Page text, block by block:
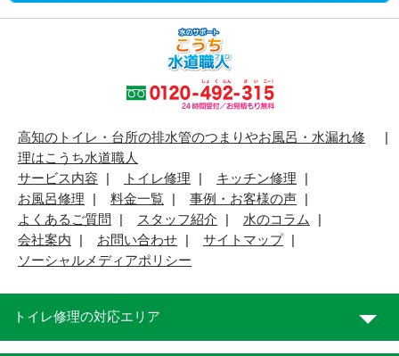
高知のトイレ・台所の排水管のつまりやお風呂・水漏れ修
理はこうち水道職人
サービス内容
トイレ修理
キッチン修理
お風呂修理
料金一覧
事例・お客様の声
よくあるご質問
スタッフ紹介
水のコラム
会社案内
お問い合わせ
サイトマップ
ソーシャルメディアポリシー
トイレ修理の対応エリア